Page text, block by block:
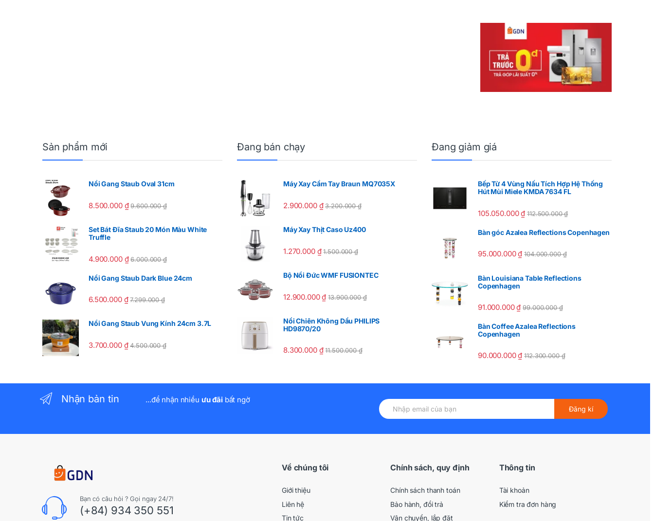
Sản phẩm mới
Nồi Gang Staub Oval 31cm
8.500.000 ₫ 9.600.000₫
Set Bát Đĩa Staub 20 Món Màu White
Truffle
4.900.000 ₫ 6.000.000₫
Nồi Gang Staub Dark Blue 24cm
6.500.000 ₫ 7.299.000₫
Nồi Gang Staub Vung Kính 24cm 3.7L
3.700.000 ₫ 4.500.000₫
Đang bán chạy
Máy Xay Cầm Tay Braun MQ7035X
2.900.000 ₫ 3.200.000₫
Máy Xay Thịt Caso Uz400
1.270.000 ₫ 1.500.000₫
Bộ Nồi Đức WMF FUSIONTEC
12.900.000₫ 13.900.000₫
Nồi Chiên Không Dầu PHILIPS
HD9870/20
8.300.000 ₫ 11.500.000₫
Đang giảm giá
Bếp Từ 4 Vùng Nấu Tích Hợp Hệ Thống
Hút Mùi Miele KMDA 7634 FL
105.050.000₫ 112.500.000₫
Bàn góc Azalea Reflections Copenhagen
95.000.000₫ 104.000.000₫
Bàn Louisiana Table Reflections
Copenhagen
91.000.000₫ 99.000.000₫
Bàn Coffee Azalea Reflections
Copenhagen
90.000.000₫ 112.300.000₫
Nhận bản tin ...để nhận nhiều ưu đãibất ngờ
Đăng kí
Bạn có câu hỏi ? Gọi ngay 24/7!
(+84) 934 350 551
Về chúng tôi
Giới thiệu
Liên hệ
Tin tức
Chính sách, quy định
Chính sách thanh toán
Bảo hành, đổi trả
Vận chuyển, lắp đặt
Thông tin
Tài khoản
Kiểm tra đơn hàng